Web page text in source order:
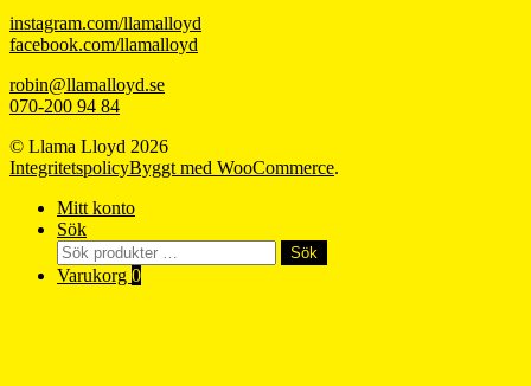
instagram.com/llamalloyd
facebook.com/llamalloyd
robin@llamalloyd.se
070-200 94 84
© Llama Lloyd 2026
IntegritetspolicyByggt med WooCommerce.
Mitt konto
Sök
Sök
efter:
Sök
Varukorg 0